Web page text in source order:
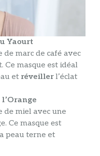
Yaourt
marc de café avec
Ce masque est idéal
et réveillerl’éclat
de miel avec une
Ce masque est
peau terne et